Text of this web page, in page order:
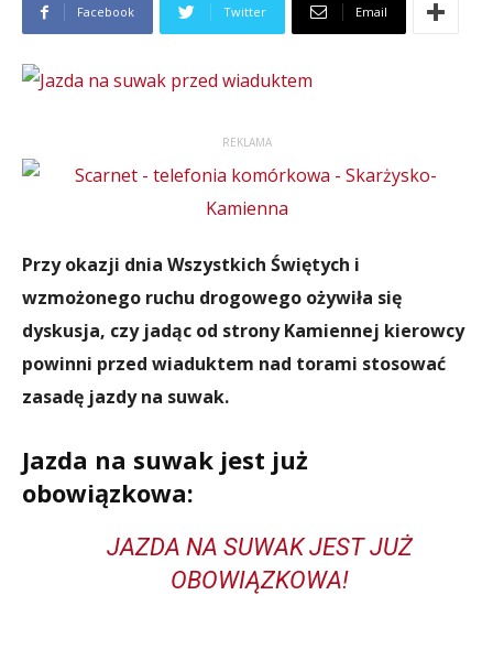
Facebook Twitter Email
REKLAMA
Przy okazji dnia Wszystkich Świętych i
wzmożonego ruchu drogowego ożywiła się
dyskusja, czy jadąc od strony Kamiennej kierowcy
powinni przed wiaduktem nad torami stosować
zasadę jazdy na suwak.
Jazda na suwak jest już
obowiązkowa:
JAZDA NA SUWAK JEST JUŻ
OBOWIĄZKOWA!